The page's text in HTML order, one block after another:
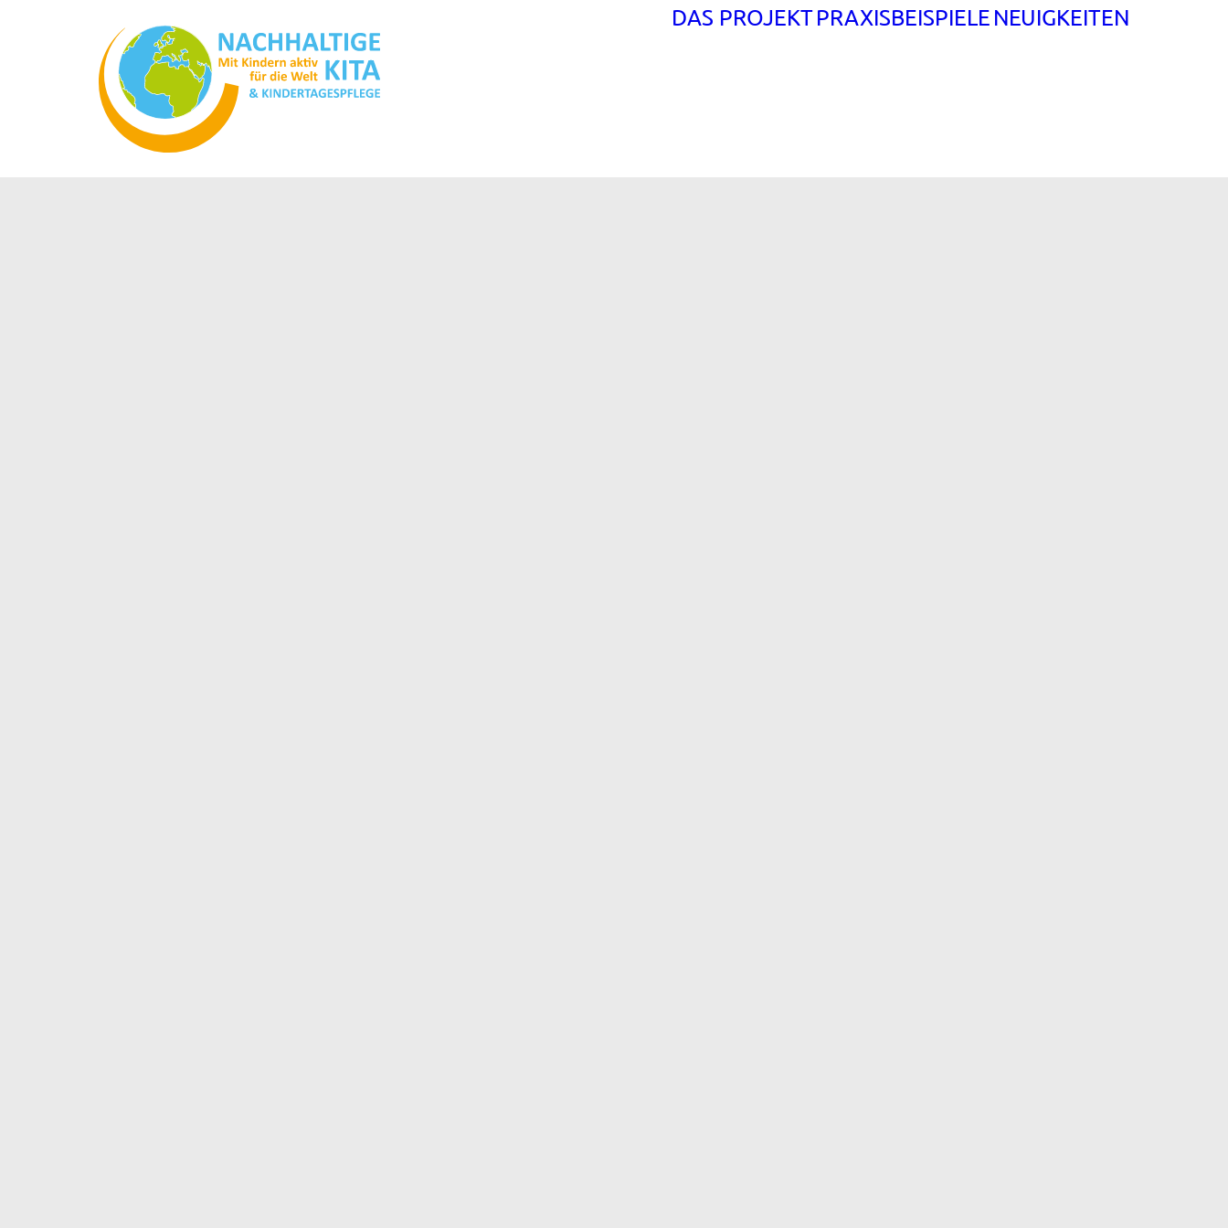
DAS PROJEKTPRAXISBEISPIELE NEUIGKEITEN